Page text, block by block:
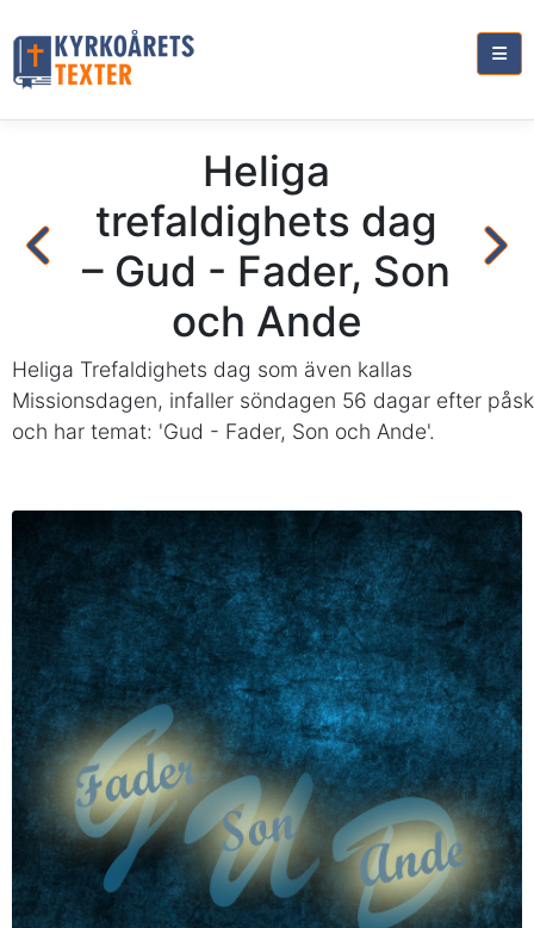
Heliga
trefaldighets dag
– Gud - Fader, Son
och Ande
Heliga Trefaldighets dag som även kallas
Missionsdagen, infaller söndagen 56 dagar efter påsk
och har temat: 'Gud - Fader, Son och Ande'.